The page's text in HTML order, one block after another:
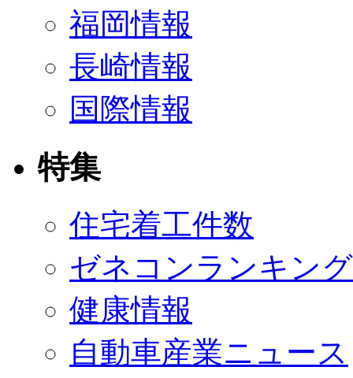
福岡情報
長崎情報
国際情報
特集
住宅着工件数
ゼネコンランキング
健康情報
自動車産業ニュース